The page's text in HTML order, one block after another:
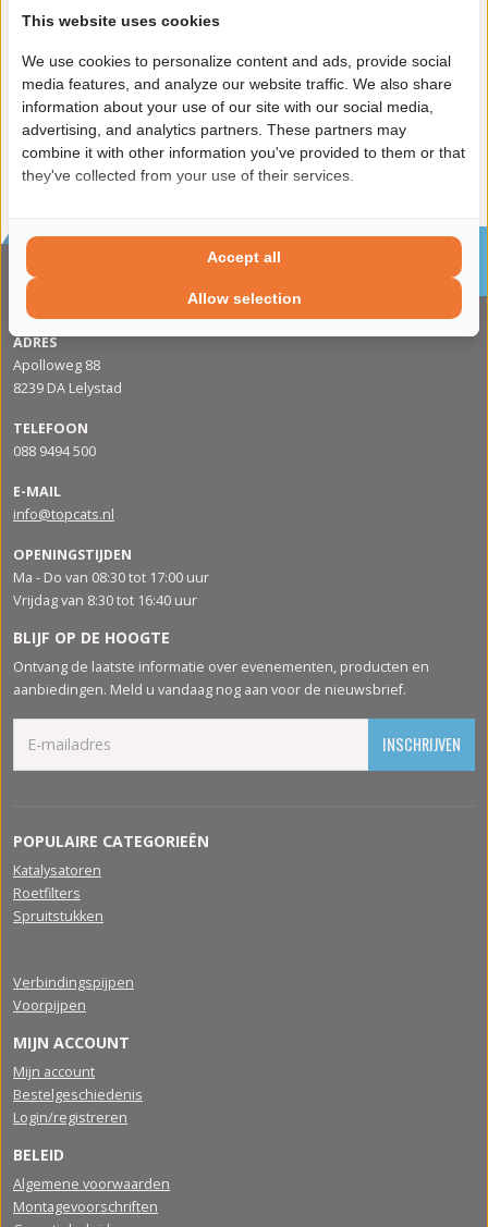
Uitvoering:voor voertuigen met OBD
Aanvullende artikelen / Aanvullende info 2: met
montagemateriaal
Conform EG/ECE:
Sinds 2002 de specialist in katalysatoren en
roetfilters
CONTACTGEGVENS
ADRES
Apolloweg 88
8239 DA Lelystad
TELEFOON
088 9494 500
E-MAIL
info@topcats.nl
OPENINGSTIJDEN
Ma - Do van 08:30 tot 17:00 uur
Vrijdag van 8:30 tot 16:40 uur
BLIJF OP DE HOOGTE
Ontvang de laatste informatie over evenementen, producten en
aanbiedingen. Meld u vandaag nog aan voor de nieuwsbrief.
INSCHRIJVEN
POPULAIRE CATEGORIEËN
Katalysatoren
Roetfilters
Spruitstukken
Verbindingspijpen
Voorpijpen
MIJN ACCOUNT
Mijn account
Bestelgeschiedenis
Login/registreren
BELEID
Algemene voorwaarden
Montagevoorschriften
This website uses cookies
We use cookies to personalize content and ads, provide social
media features, and analyze our website traffic. We also share
information about your use of our site with our social media,
advertising, and analytics partners. These partners may
combine it with other information you've provided to them or that
they've collected from your use of their services.
Allow selection
Accept all